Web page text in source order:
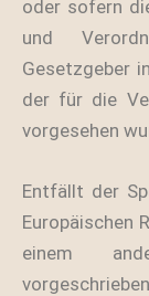
oder sofern
und
Gesetzgeber
der für die
vorgesehen
Entfällt der
Europäischen
einem